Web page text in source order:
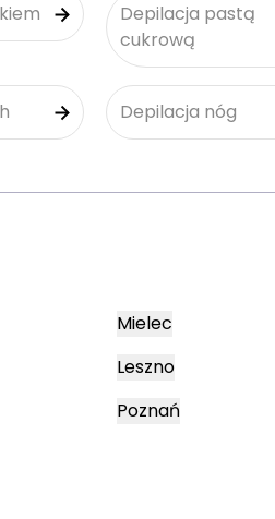
Depilacja pastą
cukrową
Depilacja nóg
Mielec
Leszno
Poznań